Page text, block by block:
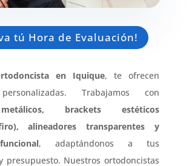
tú Hora de Evaluación!
en Iquique, te ofrecen
Trabajamos con
brackets estéticos
alineadores transparentes y
, adaptándonos a tus
presupuesto. Nuestros ortodoncistas